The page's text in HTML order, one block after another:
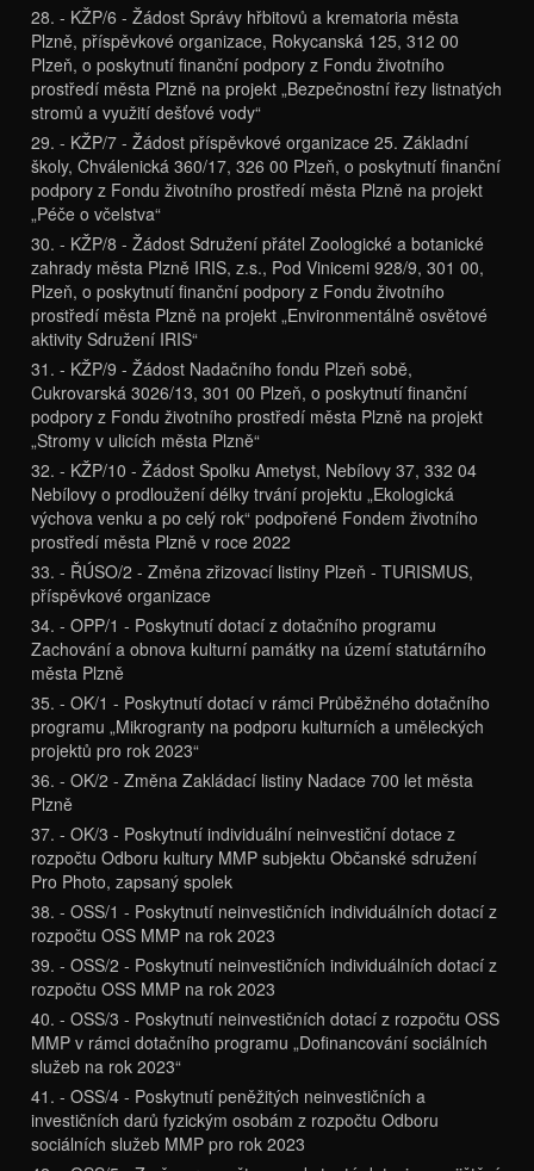
28. - KŽP/6 - Žádost Správy hřbitovů a krematoria města
Plzně, příspěvkové organizace, Rokycanská 125, 312 00
Plzeň, o poskytnutí finanční podpory z Fondu životního
prostředí města Plzně na projekt „Bezpečnostní řezy listnatých
stromů a využití dešťové vody“
29. - KŽP/7 - Žádost příspěvkové organizace 25. Základní
školy, Chválenická 360/17, 326 00 Plzeň, o poskytnutí finanční
podpory z Fondu životního prostředí města Plzně na projekt
„Péče o včelstva“
30. - KŽP/8 - Žádost Sdružení přátel Zoologické a botanické
zahrady města Plzně IRIS, z.s., Pod Vinicemi 928/9, 301 00,
Plzeň, o poskytnutí finanční podpory z Fondu životního
prostředí města Plzně na projekt „Environmentálně osvětové
aktivity Sdružení IRIS“
31. - KŽP/9 - Žádost Nadačního fondu Plzeň sobě,
Cukrovarská 3026/13, 301 00 Plzeň, o poskytnutí finanční
podpory z Fondu životního prostředí města Plzně na projekt
„Stromy v ulicích města Plzně“
32. - KŽP/10 - Žádost Spolku Ametyst, Nebílovy 37, 332 04
Nebílovy o prodloužení délky trvání projektu „Ekologická
výchova venku a po celý rok“ podpořené Fondem životního
prostředí města Plzně v roce 2022
33. - ŘÚSO/2 - Změna zřizovací listiny Plzeň - TURISMUS,
příspěvkové organizace
34. - OPP/1 - Poskytnutí dotací z dotačního programu
Zachování a obnova kulturní památky na území statutárního
města Plzně
35. - OK/1 - Poskytnutí dotací v rámci Průběžného dotačního
programu „Mikrogranty na podporu kulturních a uměleckých
projektů pro rok 2023“
36. - OK/2 - Změna Zakládací listiny Nadace 700 let města
Plzně
37. - OK/3 - Poskytnutí individuální neinvestiční dotace z
rozpočtu Odboru kultury MMP subjektu Občanské sdružení
Pro Photo, zapsaný spolek
38. - OSS/1 - Poskytnutí neinvestičních individuálních dotací z
rozpočtu OSS MMP na rok 2023
39. - OSS/2 - Poskytnutí neinvestičních individuálních dotací z
rozpočtu OSS MMP na rok 2023
40. - OSS/3 - Poskytnutí neinvestičních dotací z rozpočtu OSS
MMP v rámci dotačního programu „Dofinancování sociálních
služeb na rok 2023“
41. - OSS/4 - Poskytnutí peněžitých neinvestičních a
investičních darů fyzickým osobám z rozpočtu Odboru
sociálních služeb MMP pro rok 2023